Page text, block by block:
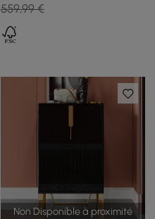
559,99 €
Non Disponible à proximité